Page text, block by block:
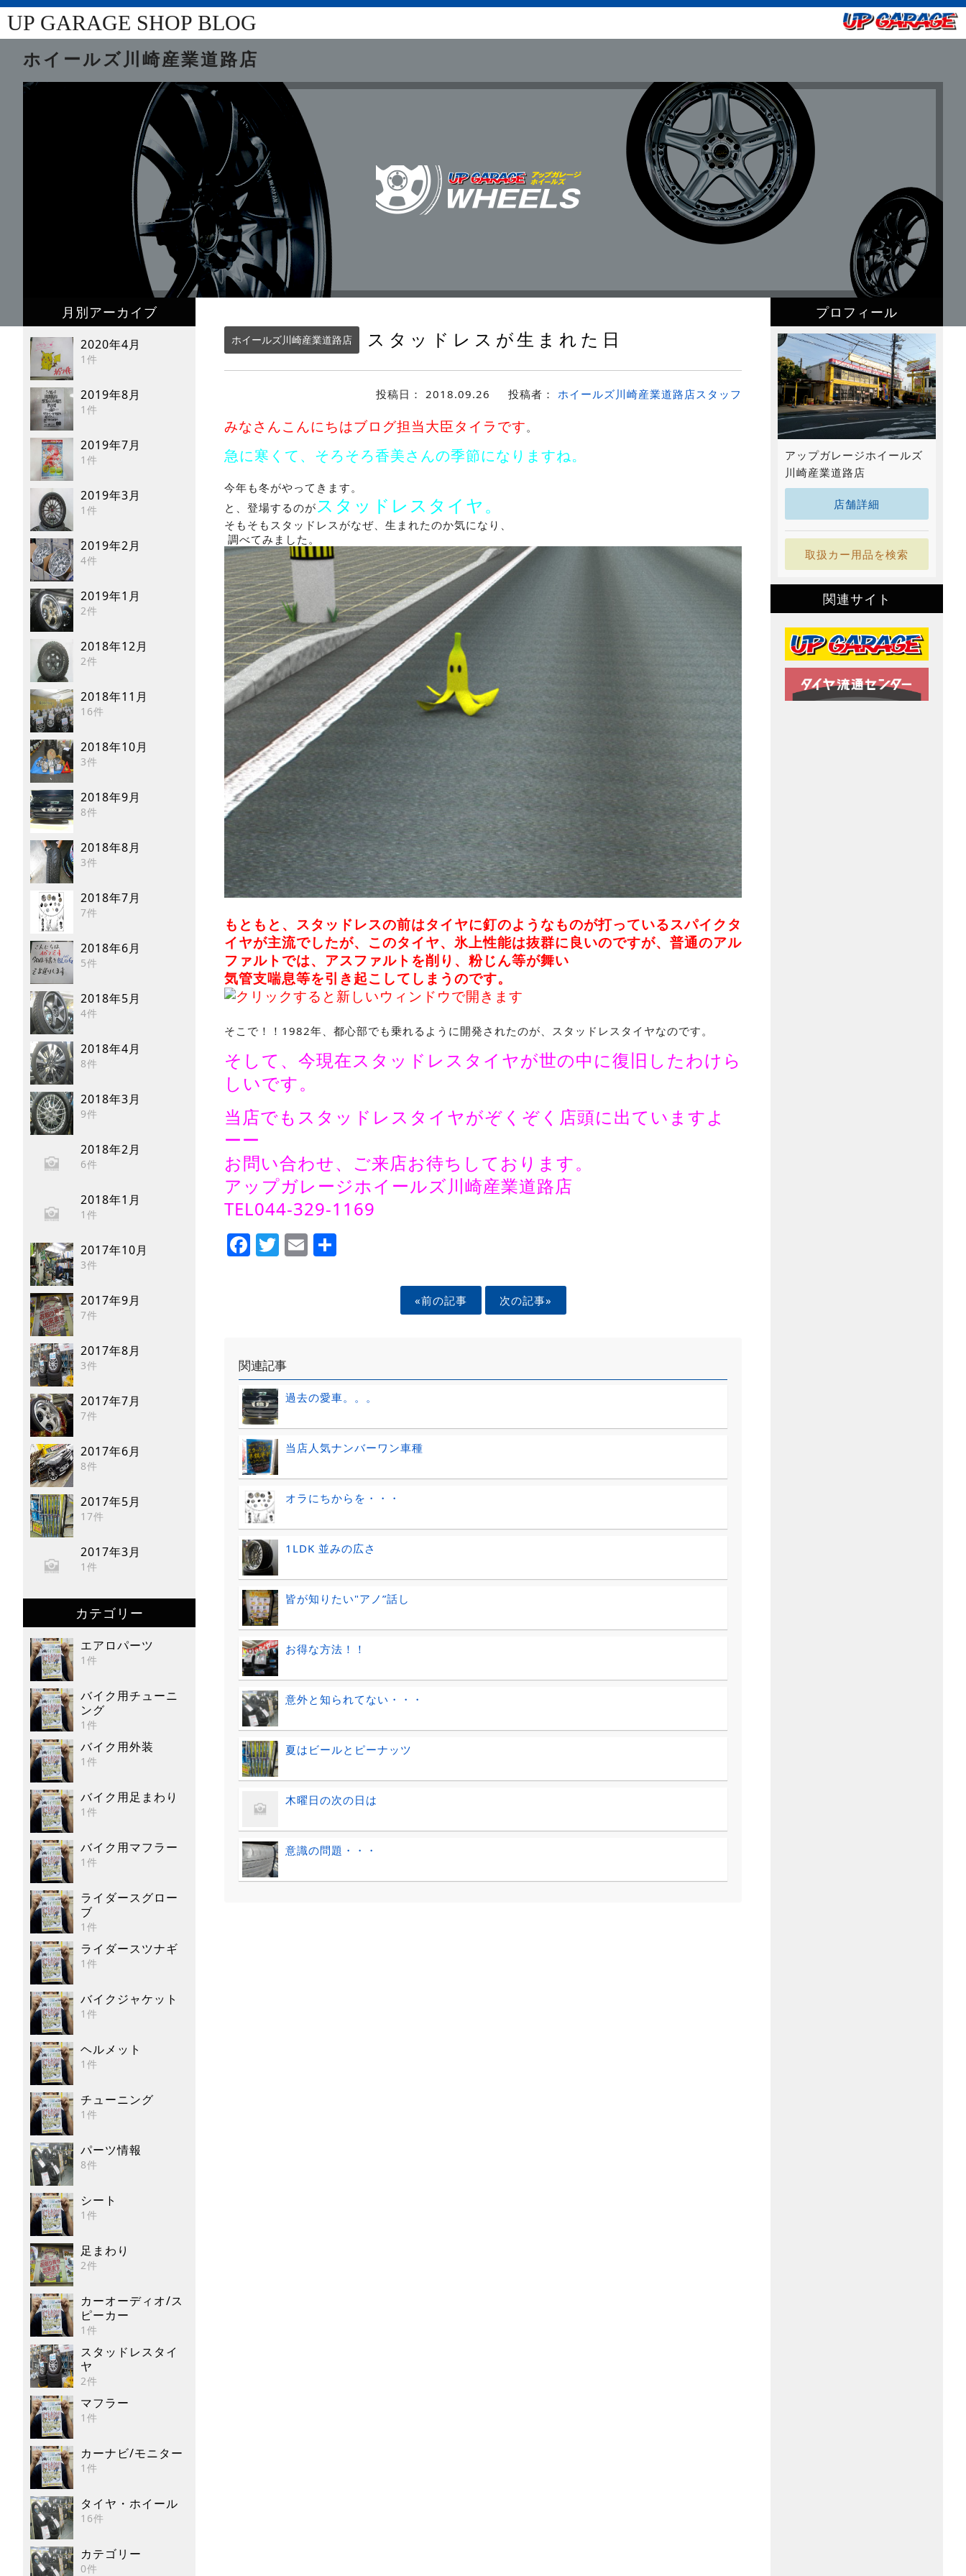
UP GARAGE SHOP BLOG
ホイールズ川崎産業道路店
月別アーカイブ
2020年4月
1件
2019年8月
1件
2019年7月
1件
2019年3月
1件
2019年2月
4件
2019年1月
2件
2018年12月
2件
2018年11月
16件
2018年10月
3件
2018年9月
8件
2018年8月
3件
2018年7月
7件
2018年6月
5件
2018年5月
4件
2018年4月
8件
2018年3月
9件
2018年2月
6件
2018年1月
1件
2017年10月
3件
2017年9月
7件
2017年8月
3件
2017年7月
7件
2017年6月
8件
2017年5月
17件
2017年3月
1件
カテゴリー
エアロパーツ
1件
バイク用チューニ
ング
1件
バイク用外装
1件
バイク用足まわり
1件
バイク用マフラー
1件
ライダースグロー
ブ
1件
ライダースツナギ
1件
バイクジャケット
1件
ヘルメット
1件
チューニング
1件
パーツ情報
8件
シート
1件
足まわり
2件
カーオーディオ/ス
ピーカー
1件
スタッドレスタイ
ヤ
2件
マフラー
1件
カーナビ/モニター
1件
タイヤ・ホイール
16件
カテゴリー
0件
ホイールズ川崎産業道路店 スタッドレスが生まれた日
投稿日： 2018.09.26 投稿者： ホイールズ川崎産業道路店スタッフ
みなさんこんにちはブログ担当大臣タイラです。
急に寒くて、そろそろ香美さんの季節になりますね。
今年も冬がやってきます。
と、登場するのが スタッドレスタイヤ。
そもそもスタッドレスがなぜ、生まれたのか気になり、
調べてみました。
もとも と、スタッドレスの前はタイヤに釘のようなものが打っているスパイクタ
イヤが主流でしたが、このタイヤ、氷上性能は抜群に良いのですが、普通のアル
ファルトでは、アスファルトを削り、粉じん等が舞い
気管支喘息等を引き起こしてしまうのです。
そこで！！1982年、都心部でも乗れるように開発されたのが、スタッドレスタイヤなのです。
そして、今現在スタッドレスタイヤが世の中に復旧したわけら
しいです。
当店でもスタッドレスタイヤがぞくぞく店頭に出ていますよ
ーー
お問い合わせ、ご来店お待ちしております。
アップガレージホイールズ川崎産業道路店
TEL044-329-1169
Facebook
Twitter
Email
«前の記事 次の記事»
関連記事
過去の愛車。。。
当店人気ナンバーワン車種
オラにちからを・・・
1LDK 並みの広さ
皆が知りたい"アノ”話し
お得な方法！！
意外と知られてない・・・
夏はビールとピーナッツ
木曜日の次の日は
意識の問題・・・
プロフィール
アップガレージホイールズ
川崎産業道路店
店舗詳細
取扱カー用品を検索
関連サイト